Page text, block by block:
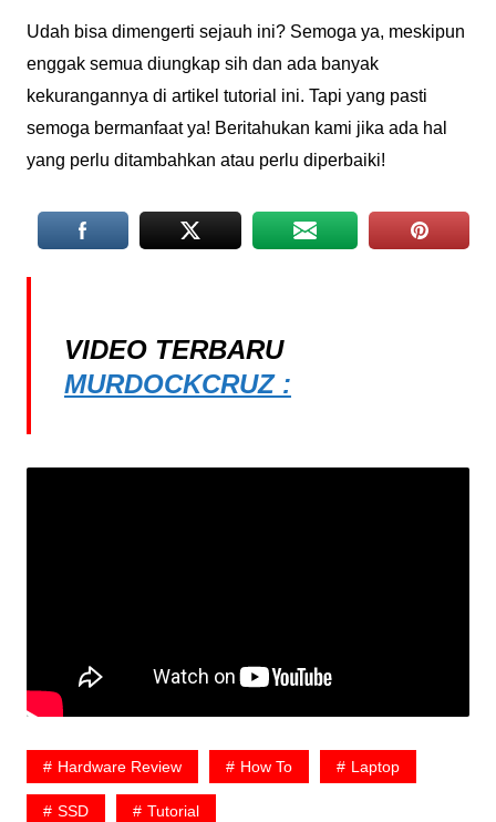
Udah bisa dimengerti sejauh ini? Semoga ya, meskipun
enggak semua diungkap sih dan ada banyak
kekurangannya di artikel tutorial ini. Tapi yang pasti
semoga bermanfaat ya! Beritahukan kami jika ada hal
yang perlu ditambahkan atau perlu diperbaiki!
VIDEO TERBARU
MURDOCKCRUZ :
Hardware Review How To Laptop
SSD Tutorial